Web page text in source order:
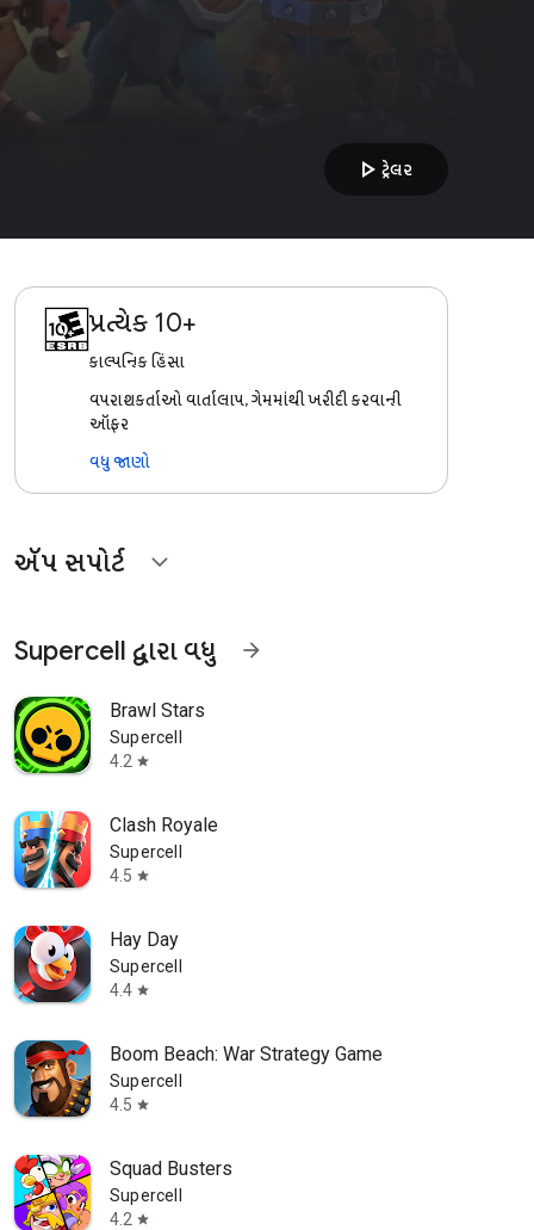
play_arrow ટ્રેલર
પ્રત્યેક 10+
કાલ્પનિક હિંસા
વપરાશકર્તાઓ વાર્તાલાપ, ગેમમાંથી ખરીદી કરવાની
ઑફર
વધુ જાણો
ઍપ સપોર્ટ expand_more
Supercell દ્વારા વધુ arrow_forward
Brawl Stars
Supercell
4.2 star
Clash Royale
Supercell
4.5 star
Hay Day
Supercell
4.4 star
Boom Beach: War Strategy Game
Supercell
4.5 star
Squad Busters
Supercell
4.2 star